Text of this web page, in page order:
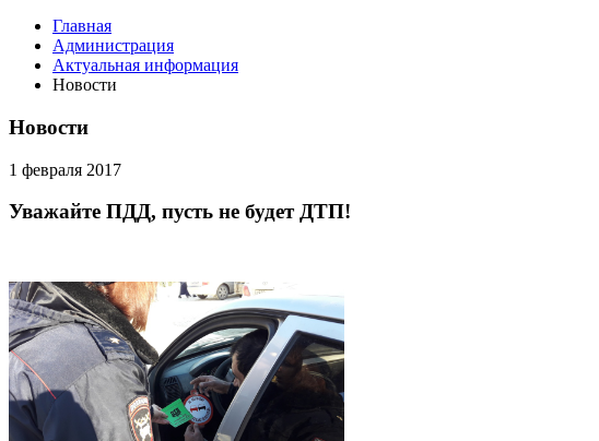
Главная
Администрация
Актуальная информация
Новости
Новости
1 февраля 2017
Уважайте ПДД, пусть не будет ДТП!